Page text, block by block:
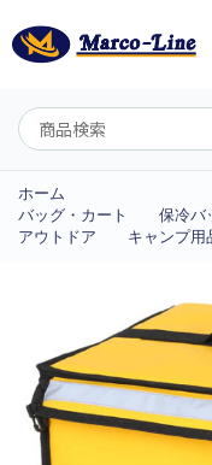
ホーム
バッグ・カート
保冷バ
アウトドア
キャンプ用
ようこそ